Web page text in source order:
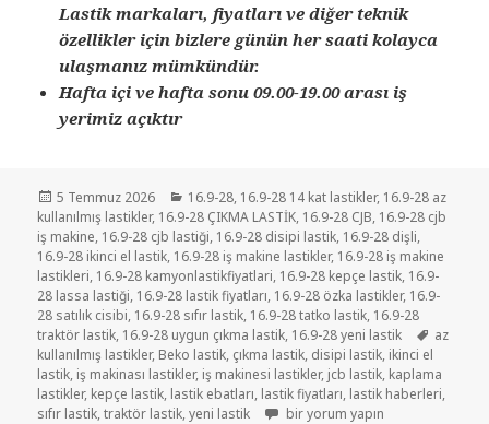
Lastik markaları, fiyatları ve diğer teknik
özellikler için bizlere günün her saati kolayca
ulaşmanız mümkündür.
Hafta içi ve hafta sonu 09.00-19.00 arası iş
yerimiz açıktır
Yayın
tarihi
5 Temmuz 2026 Kategoriler
16.9-28, 16.9-28 14 kat lastikler, 16.9-28 az
kullanılmış lastikler, 16.9-28 ÇIKMA LASTİK, 16.9-28 CJB, 16.9-28 cjb
iş makine, 16.9-28 cjb lastiği, 16.9-28 disipi lastik, 16.9-28 dişli,
16.9-28 ikinci el lastik, 16.9-28 iş makine lastikler, 16.9-28 iş makine
lastikleri, 16.9-28 kamyonlastikfiyatlari, 16.9-28 kepçe lastik, 16.9-
28 lassa lastiği, 16.9-28 lastik fiyatları, 16.9-28 özka lastikler, 16.9-
28 satılık cisibi, 16.9-28 sıfır lastik, 16.9-28 tatko lastik, 16.9-28
traktör lastik, 16.9-28 uygun çıkma lastik, 16.9-28 yeni lastik Etiketler
az
kullanılmış lastikler, Beko lastik, çıkma lastik, disipi lastik, ikinci el
lastik, iş makinası lastikler, iş makinesi lastikler, jcb lastik, kaplama
lastikler, kepçe lastik, lastik ebatları, lastik fiyatları, lastik haberleri,
sıfır lastik,traktör lastik,yeni lastik 16.9-28 İKİNCİ EL ÇIKMA DİSİPİ
bir yorum yapın